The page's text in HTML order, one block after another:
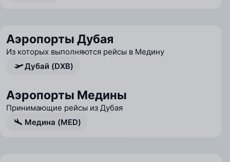
Аэропорты Дубая
Из которых выполняются рейсы в Медину
Дубай (DXB)
Аэропорты Медины
Принимающие рейсы из Дубая
Медина (MED)